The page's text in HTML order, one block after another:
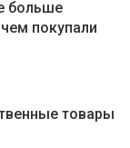
больше
покупали
товары